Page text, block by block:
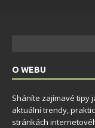
O WEBU
Sháníte zajímavé tipy
aktuální trendy,
stránkách